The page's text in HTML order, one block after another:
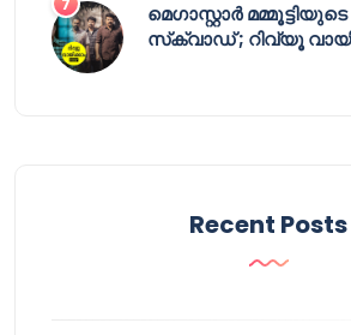
മെഗാസ്റ്റാർ
സ്‌ക്വാഡ് ; റിവ്യൂ
Recent Posts